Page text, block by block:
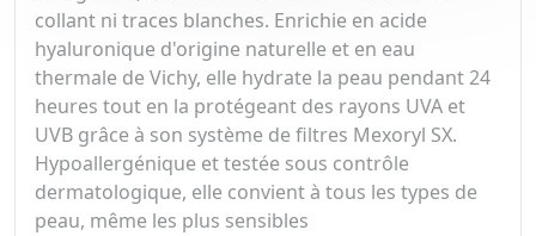
collant ni traces blanches. Enrichie en acide
hyaluronique d'origine naturelle et en eau
thermale de Vichy, elle hydrate la peau pendant 24
heures tout en la protégeant des rayons UVA et
UVB grâce à son système de filtres Mexoryl SX.
Hypoallergénique et testée sous contrôle
dermatologique, elle convient à tous les types de
peau, même les plus sensibles